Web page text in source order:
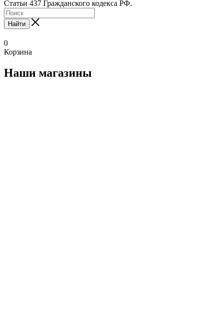
Статьи 437 Гражданского кодекса РФ.
Найти
0
Корзина
Наши магазины